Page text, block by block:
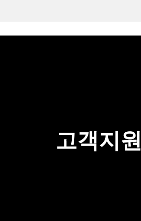
고객지원